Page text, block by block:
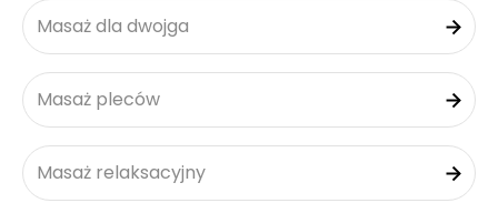
Masaż dla dwojga
Masaż pleców
Masaż relaksacyjny